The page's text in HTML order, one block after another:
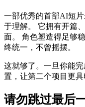
一部优秀的首部AI短
于理解。 它拥有开篇
面。 角色塑造得足够
终统一，不曾摇摆。
这就够了。一旦你能
置，让第二个项目更
请勿跳过最后